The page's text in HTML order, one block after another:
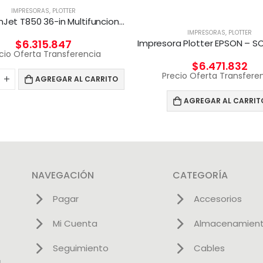
IMPRESORAS, PLOTTER
HP DesignJet T850 36-in Multifuncional
$6.315.847
Oferta Transferencia
AGREGAR AL CARRITO
IMPRESORAS, PLOTTER
$6.471.832
Precio Oferta
AGREGAR AL
NAVEGACIÓN
Pagar
Mi Cuenta
Seguimiento
CATEGORÍA
Accesorios
Cables